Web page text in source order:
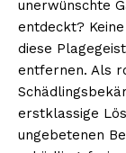
unerwünschte
entdeckt?
diese
entfernen. Als
erstklassige
ungebetenen